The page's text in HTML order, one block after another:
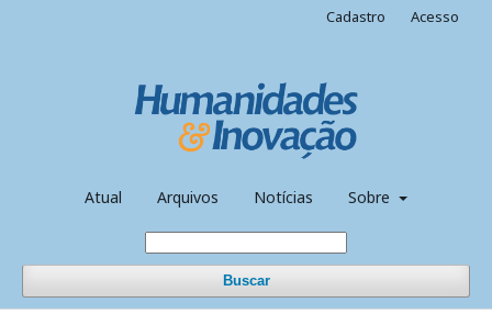
Atual Arquivos Notícias Sobre
Buscar
Cadastro Acesso